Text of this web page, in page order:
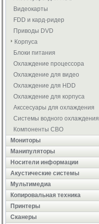
Видеокарты
FDD и кард-ридер
Приводы DVD
Корпуса
Блоки питания
Охлаждение процессора
Охлаждение для видео
Охлаждение для HDD
Охлаждение для корпуса
Акссесуары для охлаждения
Системы водного охлаждения
Компоненты СВО
Мониторы
Манипуляторы
Носители информации
Акустические системы
Мультимедиа
Копировальная техника
Принтеры
Сканеры